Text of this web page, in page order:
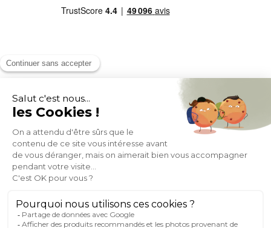
MOYENS DE PAIEMENT